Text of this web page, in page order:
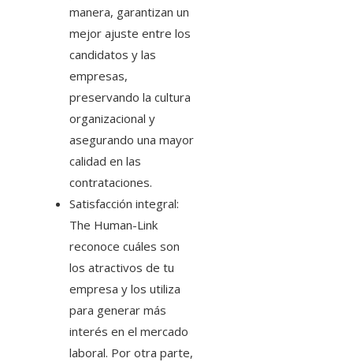
manera, garantizan un
mejor ajuste entre los
candidatos y las
empresas,
preservando la cultura
organizacional y
asegurando una mayor
calidad en las
contrataciones.
Satisfacción integral:
The Human-Link
reconoce cuáles son
los atractivos de tu
empresa y los utiliza
para generar más
interés en el mercado
laboral. Por otra parte,